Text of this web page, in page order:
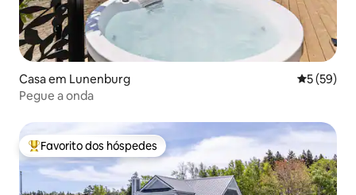
Casa em Lunenburg
5 (59)
Pegue a onda
Favoritos dos hóspedes mais apreciados
Favorito dos hóspedes